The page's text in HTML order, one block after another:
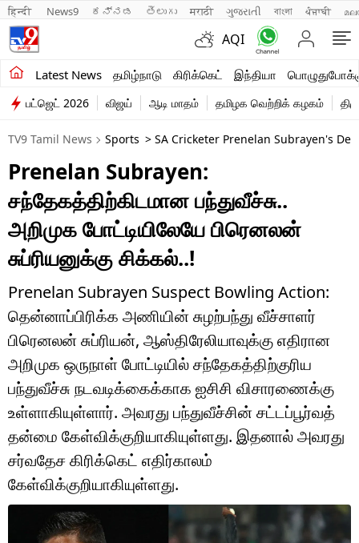
हिन्दी News9 ಕನ್ನಡ తెలుగు मराठी ગુજરાતી বাংলা ਪੰਜਾਬੀ
AQI
Latest News தமிழ்நாடு கிரிக்கெட் இந்தியா
சமீபத்திய செய்திகள்
தமிழ்நாடு
இந்தியா
உலகம்
விளையாட்டு
பொழுதுபோக்கு
லைஃப்ஸ்டைல்
வணிகம்
டெக்னாலஜி
ஆன்மீகம்
வைரல்
ஹெஃல்த்
ஷார்ட் வீடியோஸ்
பட்ஜெட் 2026 விஜய் ஆடி மாதம் தமிழக வெற்றிக் கழகம்
TV9 Tamil News Sports > SA Cricketer Prenelan Subrayen's
Prenelan Subrayen:
சந்தேகத்திற்கிடமான பந்துவீச்சு..
அறிமுக போட்டியிலேயே பிரெனலன்
சுப்ரியனுக்கு சிக்கல்..!
Prenelan Subrayen Suspect Bowling Action:
தென்னாப்பிரிக்க அணியின் சுழற்பந்து வீச்சாளர்
பிரெனலன் சுப்ரியன், ஆஸ்திரேலியாவுக்கு எதிரான
அறிமுக ஒருநாள் போட்டியில் சந்தேகத்திற்குரிய
பந்துவீச்சு நடவடிக்கைக்காக ஐசிசி விசாரணைக்கு
உள்ளாகியுள்ளார். அவரது பந்துவீச்சின் சட்டப்பூர்வத்
தன்மை கேள்விக்குறியாகியுள்ளது. இதனால் அவரது
சர்வதேச கிரிக்கெட் எதிர்காலம்
கேள்விக்குறியாகியுள்ளது.